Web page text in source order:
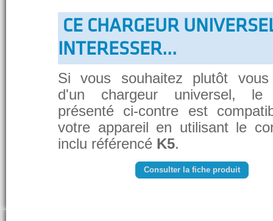
CE CHARGEUR
INTERESSER...
Si vous souhaitez plutôt vous
d'un chargeur universel, le
présenté ci-contre est
votre appareil en utilisant le
inclu référencé K5.
Consulter la fiche produit